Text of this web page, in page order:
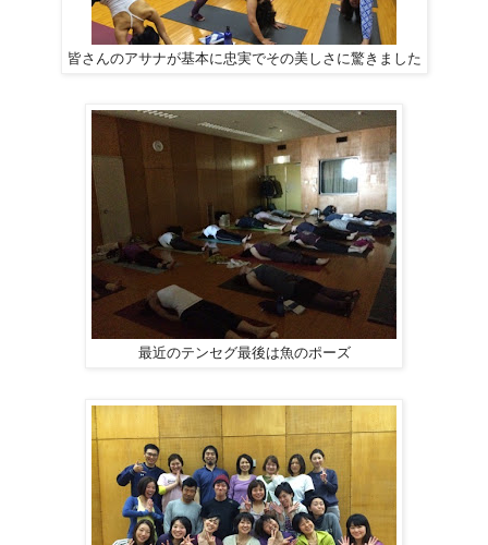
皆さんのアサナが基本に忠実でその美しさに驚きました
最近のテンセグ最後は魚のポーズ